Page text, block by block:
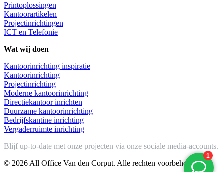
Printoplossingen
Kantoorartikelen
Projectinrichtingen
ICT en Telefonie
Wat wij doen
Kantoorinrichting inspiratie
Kantoorinrichting
Projectinrichting
Moderne kantoorinrichting
Directiekantoor inrichten
Duurzame kantoorinrichting
Bedrijfskantine inrichting
Vergaderruimte inrichting
Blijf up-to-date met onze projecten via onze sociale media-accounts.
© 2026 All Office Van den Corput. Alle rechten voorbehouden.